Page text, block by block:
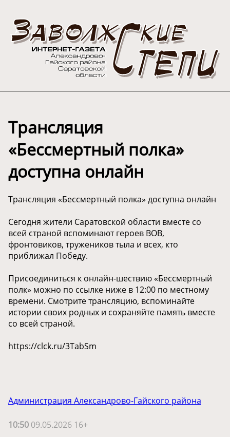
Трансляция
«Бессмертный полка»
доступна онлайн
Трансляция «Бессмертный полка» доступна онлайн
Сегодня жители Саратовской области вместе со
всей страной вспоминают героев ВОВ,
фронтовиков, тружеников тыла и всех, кто
приближал Победу.
Присоединиться к онлайн-шествию «Бессмертный
полк» можно по ссылке ниже в 12:00 по местному
времени. Смотрите трансляцию, вспоминайте
истории своих родных и сохраняйте память вместе
со всей страной.
https://clck.ru/3TabSm
Администрация Александрово-Гайского района
10:50 09.05.2026 16+